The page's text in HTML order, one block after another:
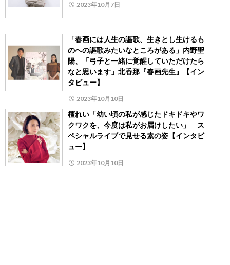
2023年10月7日
「春画には人生の謳歌、生きとし生けるも
のへの謳歌みたいなところがある」内野聖
陽、「弓子と一緒に覚醒していただけたら
なと思います」北香那『春画先生』【イン
タビュー】
2023年10月10日
檀れい「幼い頃の私が感じたドキドキやワ
クワクを、今度は私がお届けしたい」 ス
ペシャルライブで見せる素の姿【インタビ
ュー】
2023年10月10日